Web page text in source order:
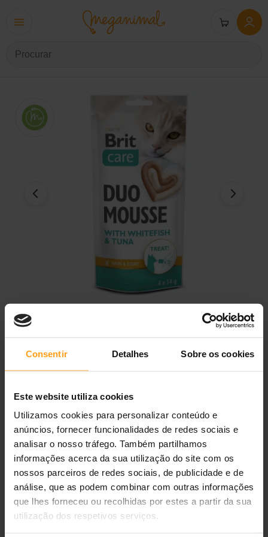
Consentir Detalhes Sobre os cookies
Este website utiliza cookies
Utilizamos cookies para personalizar conteúdo e
anúncios, fornecer funcionalidades de redes sociais e
analisar o nosso tráfego. Também partilhamos
informações acerca da sua utilização do site com os
nossos parceiros de redes sociais, de publicidade e de
análise, que as podem combinar com outras informações
que lhes forneceu ou recolhidas por estes a partir da sua
utilização dos respetivos serviços.
Brit Care Creamy Treats Duo
Mousse with Whitefish & Tuna
★ ★★ (0 avaliações)
4 x 14 g
ADICIONAR AO CARRINHO
Entregas24/48h Portes grátis≥ 40 €
Loja portuguesa
Grande Lisboa mesmo dia ?
Descrição do produto